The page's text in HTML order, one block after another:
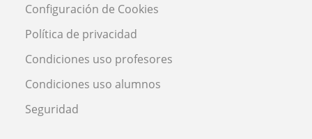
Configuración de Cookies
Política de privacidad
Condiciones uso profesores
Condiciones uso alumnos
Seguridad